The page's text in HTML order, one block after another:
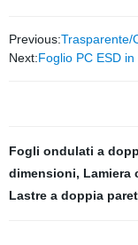
Previous:Trasparente/
Next:Foglio PC ESD
Fogli ondulati a
dimensioni, Lamiera
Lastre a doppia